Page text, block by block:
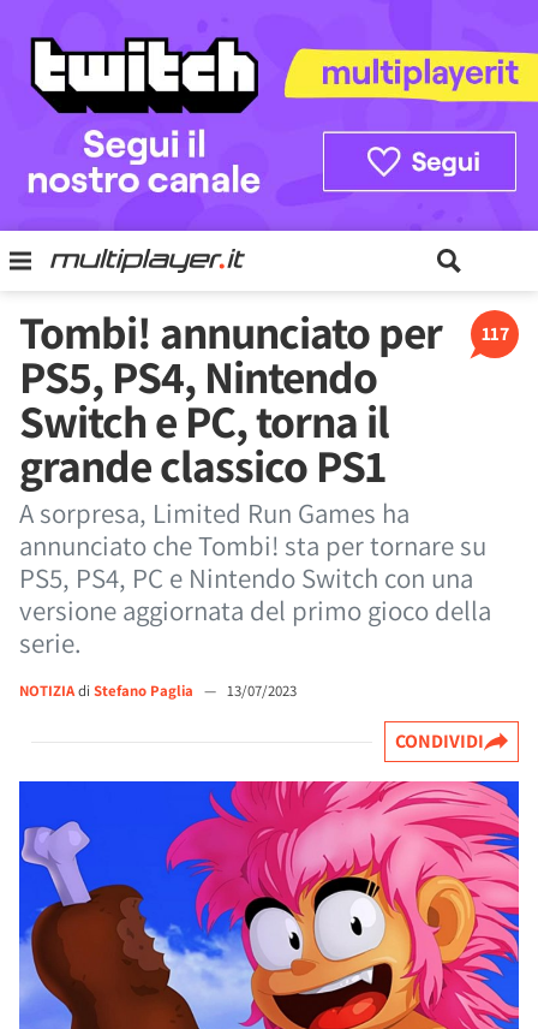
117
Tombi! annunciato per
PS5, PS4, Nintendo
Switch e PC, torna il
grande classico PS1
A sorpresa, Limited Run Games ha
annunciato che Tombi! sta per tornare su
PS5, PS4, PC e Nintendo Switch con una
versione aggiornata del primo gioco della
serie.
NOTIZIAdi Stefano Paglia — 13/07/2023
CONDIVIDI